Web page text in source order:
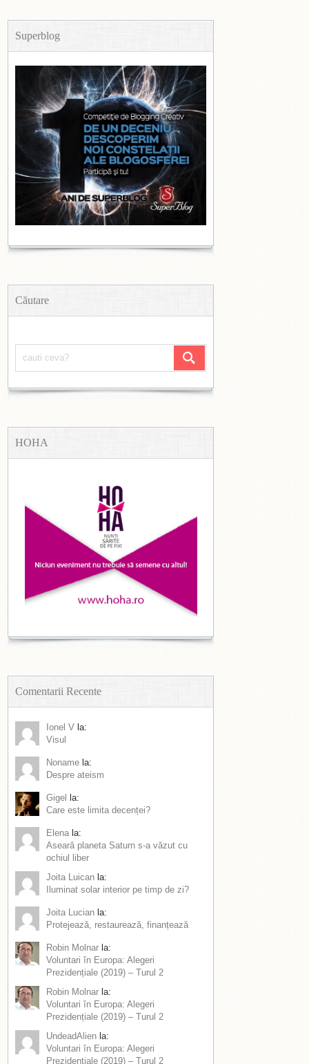
Superblog
Căutare
HOHA
Comentarii Recente
Ionel V la:
Visul
Noname la:
Despre ateism
Gigel
la:
Care este limita decenței?
Elena la:
Aseară planeta Saturn s-a văzut cu
ochiul liber
Joita Luican la:
Iluminat solar interior pe timp de zi?
Joita Lucian la:
Protejează, restaurează, finanțează
Robin Molnar la:
Voluntari în Europa: Alegeri
Prezidențiale (2019) – Turul 2
Robin Molnar la:
Voluntari în Europa: Alegeri
Prezidențiale (2019) – Turul 2
UndeadAlien la:
Voluntari în Europa: Alegeri
Prezidențiale (2019) – Turul 2